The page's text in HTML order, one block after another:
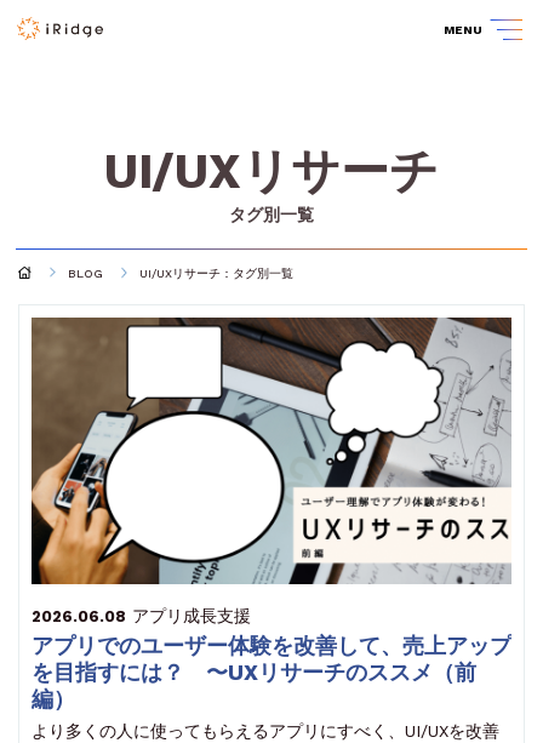
MENU
UI/UXリサーチ
タグ別一覧
BLOG UI/UXリサーチ：タグ別一覧
2026.06.08 アプリ成長支援
アプリでのユーザー体験を改善して、売上アップ
を目指すには？ 〜UXリサーチのススメ（前
編）
より多くの人に使ってもらえるアプリにすべく、UI/UXを改善